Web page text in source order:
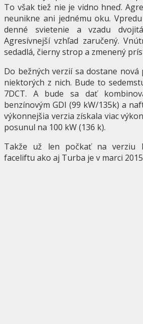
To však tiež nie je vidno hneď.
neunikne ani jednému oku.
denné svietenie a vzadu
Agresívnejší vzhľad zaručený.
sedadlá, čierny strop a zmenený
Do bežných verzií sa dostane nová
niektorých z nich. Bude to
7DCT. A bude sa dať
benzínovým GDI (99 kW/135k) a
výkonnejšia verzia získala viac
posunul na 100 kW (136 k).
Takže už len počkať na verziu
faceliftu ako aj Turba je v marci